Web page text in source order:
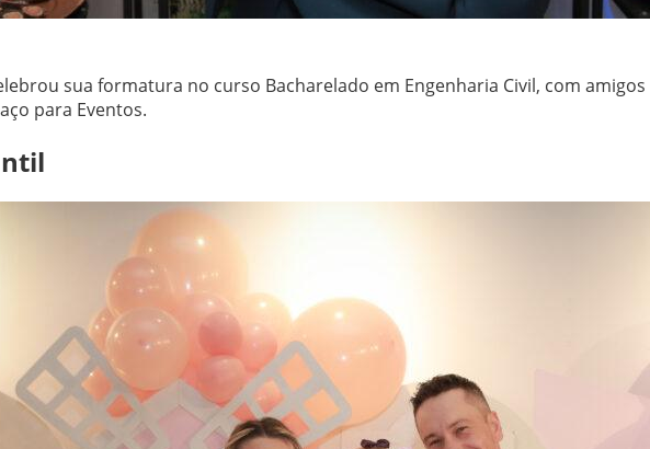
sua formatura no curso Bacharelado em Engenharia Civil, com amigos
para Eventos.